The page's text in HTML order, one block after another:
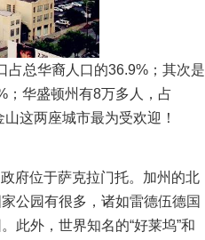
占总华裔人口的36.9%；其次是
；华盛顿州有8万多人，占
这两座城市最为受欢迎！
府位于萨克拉门托。加州的北
公园有很多，诸如雷德伍德国
此外，世界知名的“好莱坞”和